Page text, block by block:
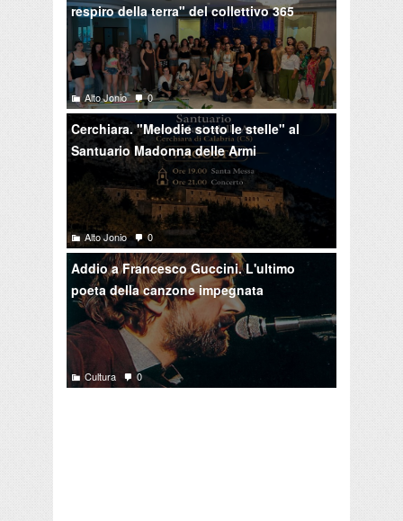
respiro della terra" del collettivo 365
Alto Jonio 0
Cerchiara. "Melodie sotto le stelle" al
Santuario Madonna delle Armi
Alto Jonio 0
Addio a Francesco Guccini. L'ultimo
poeta della canzone impegnata
Cultura 0